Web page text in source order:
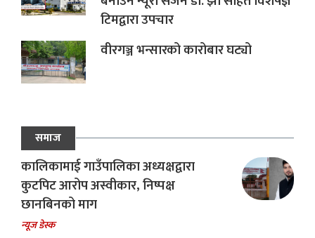
टिमद्वारा उपचार
वीरगञ्ज भन्सारको कारोबार घट्यो
समाज
कालिकामाई गाउँपालिका अध्यक्षद्वारा
कुटपिट आरोप अस्वीकार, निष्पक्ष
छानबिनको माग
न्यूज डेस्क